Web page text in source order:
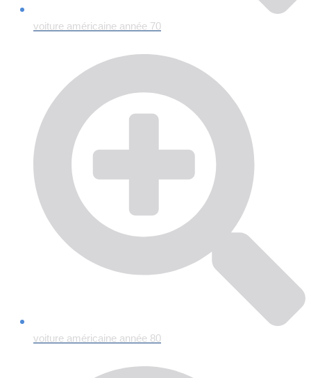
voiture américaine année 70
voiture américaine année 80